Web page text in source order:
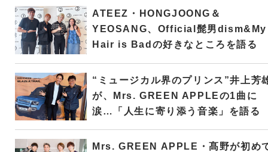
ATEEZ・HONGJOONG＆
YEOSANG、Official髭男dism&My
Hair is Badの好きなところを語る
“ミュージカル界のプリンス”井上芳
が、Mrs. GREEN APPLEの1曲に
涙…「人生に寄り添う音楽」を語る
Mrs. GREEN APPLE・髙野が初め